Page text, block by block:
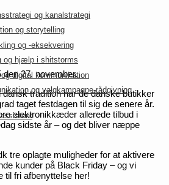
og kanalstrategi
og storytelling
og -eksekvering
og hjælp i shitstorms
digital kommunikation
og valgkampagne-rådgivning
den 27. november.
tradition har de danske butikker
taget festdagen til sig de senere år.
elektronikkæder allerede tilbud i
sidste år – og det bliver næppe
tre oplagte muligheder for at aktivere
kunder på Black Friday – og vi
til fri afbenyttelse her!